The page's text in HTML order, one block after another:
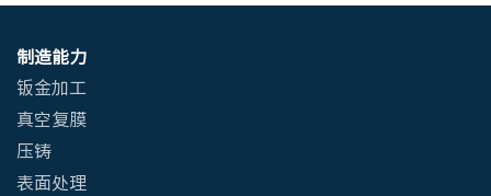
制造能力
钣金加工
真空复膜
压铸
表面处理